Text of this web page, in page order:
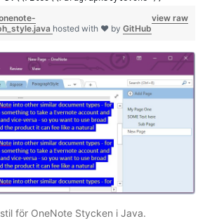
view raw
hosted with ❤ by GitHub
för OneNote Stycken i Java.